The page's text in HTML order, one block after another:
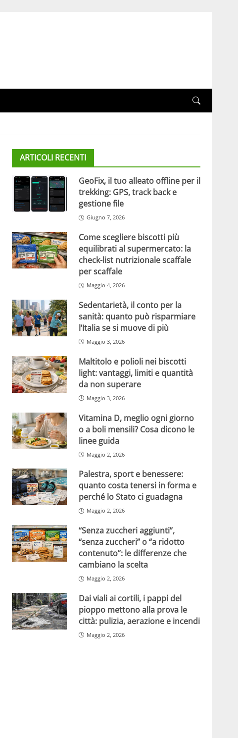
ARTICOLI RECENTI
GeoFix, il tuo alleato offline per il
trekking: GPS, track back e
gestione file
Giugno 7, 2026
Come scegliere biscotti più
equilibrati al supermercato: la
check-list nutrizionale scaffale
per scaffale
Maggio 4, 2026
Sedentarietà, il conto per la
sanità: quanto può risparmiare
l’Italia se si muove di più
Maggio 3, 2026
Maltitolo e polioli nei biscotti
light: vantaggi, limiti e quantità
da non superare
Maggio 3, 2026
Vitamina D, meglio ogni giorno
o a boli mensili? Cosa dicono le
linee guida
Maggio 2, 2026
Palestra, sport e benessere:
quanto costa tenersi in forma e
perché lo Stato ci guadagna
Maggio 2, 2026
“Senza zuccheri aggiunti”,
“senza zuccheri” o “a ridotto
contenuto”: le differenze che
cambiano la scelta
Maggio 2, 2026
Dai viali ai cortili, i pappi del
pioppo mettono alla prova le
città: pulizia, aerazione e incendi
Maggio 2, 2026